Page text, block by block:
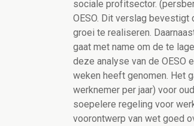
sociale profitsector.
OESO. Dit verslag
groei te realiseren.
gaat met name om de te
deze analyse van de OESO
weken heeft genomen. Het
werknemer per jaar) voor
soepelere regeling voor
voorontwerp van wet goed